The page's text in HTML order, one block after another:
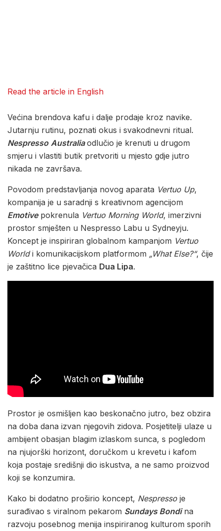
Read the article in English
Većina brendova kafu i dalje prodaje kroz navike.
Jutarnju rutinu, poznati okus i svakodnevni ritual.
Nespresso Australiaodlučio je krenuti u drugom
smjeru i vlastiti butik pretvoriti u mjesto gdje jutro
nikada ne završava.
Povodom predstavljanja novog aparata Vertuo Up,
kompanija je u saradnji s kreativnom agencijom
Emotive pokrenula Vertuo Morning World, imerzivni
prostor smješten u Nespresso Labu u Sydneyju.
Koncept je inspiriran globalnom kampanjom Vertuo
Worldi komunikacijskom platformom „What Else?“, čije
je zaštitno lice pjevačica Dua Lipa.
Prostor je osmišljen kao beskonačno jutro, bez obzira
na doba dana izvan njegovih zidova. Posjetitelji ulaze u
ambijent obasjan blagim izlaskom sunca, s pogledom
na njujorški horizont, doručkom u krevetu i kafom
koja postaje središnji dio iskustva, a ne samo proizvod
koji se konzumira.
Kako bi dodatno proširio koncept, Nespresso je
surađivao s viralnom pekarom Sundays Bondi na
razvoju posebnog menija inspiriranog kulturom sporih